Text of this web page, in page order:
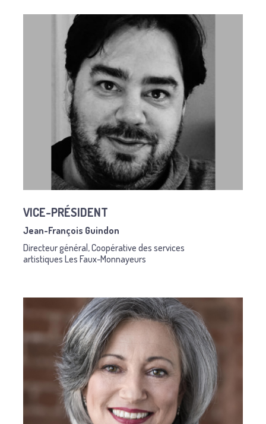
VICE-PRÉSIDENT
Jean-François Guindon
Directeur général, Coopérative des services
artistiques Les Faux-Monnayeurs